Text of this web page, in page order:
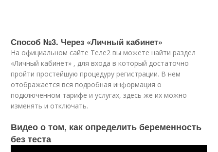
Способ №3. Через «Личный кабинет»
На официальном сайте Теле2 вы можете найти раздел
«Личный кабинет» , для входа в который достаточно
пройти простейшую процедуру регистрации. В нем
отображается вся подробная информация о
подключенном тарифе и услугах, здесь же их можно
изменять и отключать.
Видео о том, как определить беременность
без теста